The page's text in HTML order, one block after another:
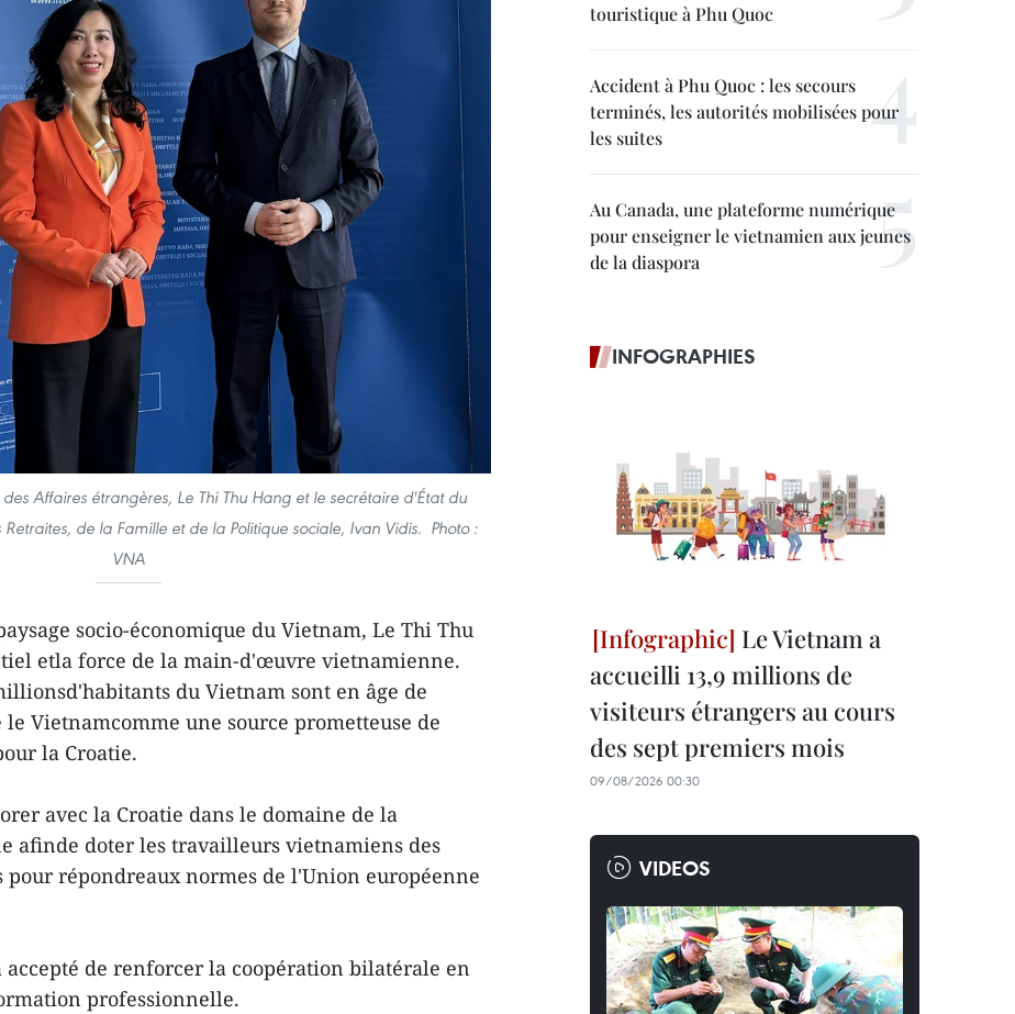
Affaires étrangères, Le Thi Thu Hang et le secrétaire d'État du
de la Famille et de la Politique sociale, Ivan Vidis. Photo :
VNA
socio-économique du Vietnam, Le Thi Thu
etla force de la main-d'œuvre vietnamienne.
du Vietnam sont en âge de
Vietnamcomme une source prometteuse de
la Croatie.
avec la Croatie dans le domaine de la
afinde doter les travailleurs vietnamiens des
pour répondreaux normes de l'Union européenne
de renforcer la coopération bilatérale en
professionnelle.
touristique à Phu Quoc
Accident à Phu Quoc : les secours
terminés, les autorités mobilisées pour
les suites
Au Canada, une plateforme numérique
pour enseigner le vietnamien aux jeunes
de la diaspora
INFOGRAPHIES
Le Vietnam a
accueilli 13,9 millions de
visiteurs étrangers au cours
des sept premiers mois
09/08/2026 00:30
VIDEOS